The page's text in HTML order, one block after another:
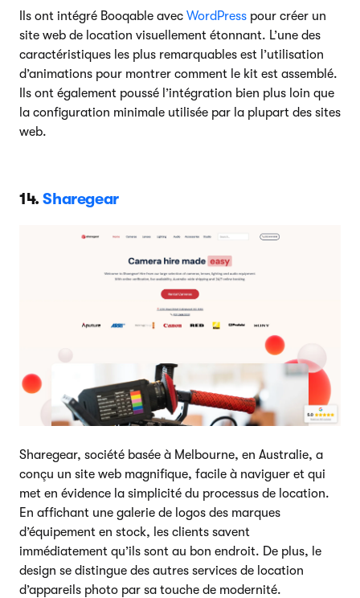
Ils ont intégré Booqable avec WordPress pour créer un
site web de location visuellement étonnant. L’une des
caractéristiques les plus remarquables est l’utilisation
d’animations pour montrer comment le kit est assemblé.
Ils ont également poussé l’intégration bien plus loin que
la configuration minimale utilisée par la plupart des sites
web.
14.Sharegear
Sharegear, société basée à Melbourne, en Australie, a
conçu un site web magnifique, facile à naviguer et qui
met en évidence la simplicité du processus de location.
En affichant une galerie de logos des marques
d’équipement en stock, les clients savent
immédiatement qu’ils sont au bon endroit. De plus, le
design se distingue des autres services de location
d’appareils photo par sa touche de modernité.